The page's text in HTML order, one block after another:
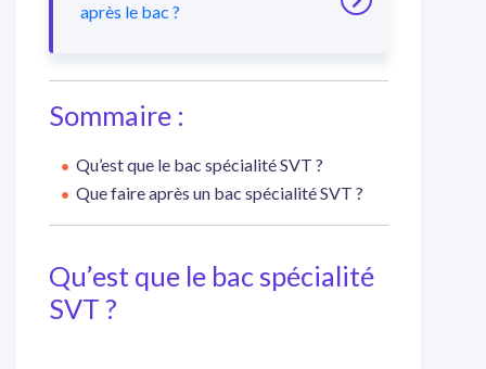
après le bac ?
Sommaire :
Qu’est que le bac spécialité SVT ?
Que faire après un bac spécialité SVT ?
Qu’est que le bac spécialité
SVT ?